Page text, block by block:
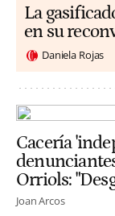
La
en su
Daniela Rojas
Cacería
Orriols:
Joan Arcos